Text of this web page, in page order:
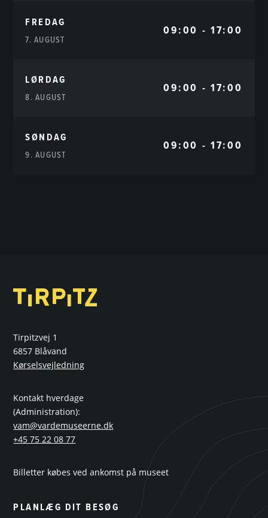
FREDAG
7. AUGUST
09:00 - 17:00
LØRDAG
8. AUGUST
09:00 - 17:00
SØNDAG
9. AUGUST
09:00 - 17:00
Tirpitzvej 1
6857 Blåvand
Kørselsvejledning
Kontakt hverdage
(Administration):
vam@vardemuseerne.dk
+45 75 22 08 77
Billetter købes ved ankomst på museet
PLANLÆG DIT BESØG